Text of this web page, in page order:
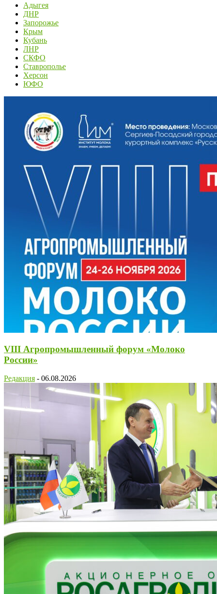
Адыгея
ДНР
Запорожье
Крым
Кубань
ЛНР
СКФО
Ставрополье
Херсон
ЮФО
VIII Агропромышленный форум «Молоко
России»
Редакция - 06.08.2026